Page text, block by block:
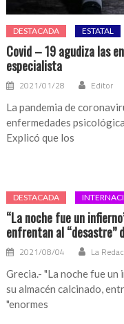
DESTACADA ESTATAL
Covid – 19 agudiza las
especialista
2021/01/28 Editor
La pandemia de
enfermedades
Explicó que los
DESTACADA
“La noche fue un
enfrentan al “desastre”
2021/08/04 La
Grecia.- "La noche fue
su almacén calcinado,
"enormes